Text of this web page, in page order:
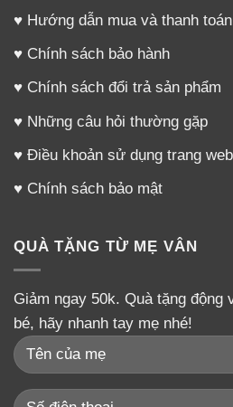
♥ Hướng dẫn mua và thanh toán
♥ Chính sách bảo hành
♥ Chính sách đổi trả sản phẩm
♥ Những câu hỏi thường gặp
♥ Điều khoản sử dụng trang web
♥ Chính sách bảo mật
QUÀ TẶNG TỪ MẸ VÂN
Giảm ngay 50k. Quà tặng động
bé, hãy nhanh tay mẹ nhé!